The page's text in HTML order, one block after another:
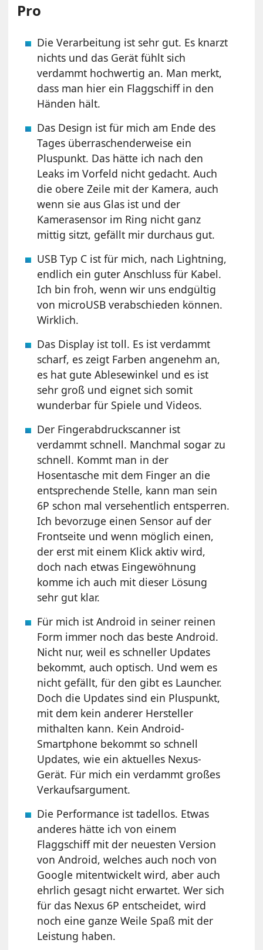
Pro
Die Verarbeitung ist sehr gut. Es knarzt
nichts und das Gerät fühlt sich
verdammt hochwertig an. Man merkt,
dass man hier ein Flaggschiff in den
Händen hält.
Das Design ist für mich am Ende des
Tages überraschenderweise ein
Pluspunkt. Das hätte ich nach den
Leaks im Vorfeld nicht gedacht. Auch
die obere Zeile mit der Kamera, auch
wenn sie aus Glas ist und der
Kamerasensor im Ring nicht ganz
mittig sitzt, gefällt mir durchaus gut.
USB Typ C ist für mich, nach Lightning,
endlich ein guter Anschluss für Kabel.
Ich bin froh, wenn wir uns endgültig
von microUSB verabschieden können.
Wirklich.
Das Display ist toll. Es ist verdammt
scharf, es zeigt Farben angenehm an,
es hat gute Ablesewinkel und es ist
sehr groß und eignet sich somit
wunderbar für Spiele und Videos.
Der Fingerabdruckscanner ist
verdammt schnell. Manchmal sogar zu
schnell. Kommt man in der
Hosentasche mit dem Finger an die
entsprechende Stelle, kann man sein
6P schon mal versehentlich entsperren.
Ich bevorzuge einen Sensor auf der
Frontseite und wenn möglich einen,
der erst mit einem Klick aktiv wird,
doch nach etwas Eingewöhnung
komme ich auch mit dieser Lösung
sehr gut klar.
Für mich ist Android in seiner reinen
Form immer noch das beste Android.
Nicht nur, weil es schneller Updates
bekommt, auch optisch. Und wem es
nicht gefällt, für den gibt es Launcher.
Doch die Updates sind ein Pluspunkt,
mit dem kein anderer Hersteller
mithalten kann. Kein Android-
Smartphone bekommt so schnell
Updates, wie ein aktuelles Nexus-
Gerät. Für mich ein verdammt großes
Verkaufsargument.
Die Performance ist tadellos. Etwas
anderes hätte ich von einem
Flaggschiff mit der neuesten Version
von Android, welches auch noch von
Google mitentwickelt wird, aber auch
ehrlich gesagt nicht erwartet. Wer sich
für das Nexus 6P entscheidet, wird
noch eine ganze Weile Spaß mit der
Leistung haben.